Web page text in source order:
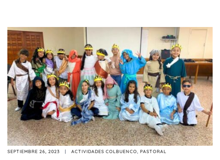
SEPTIEMBRE 26, 2023 ACTIVIDADES COLBUENCO, PASTORAL